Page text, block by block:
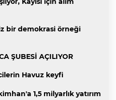
bir demokrasi örneği
ŞUBESİ AÇILIYOR
Havuz keyfi
1,5 milyarlık yatırım